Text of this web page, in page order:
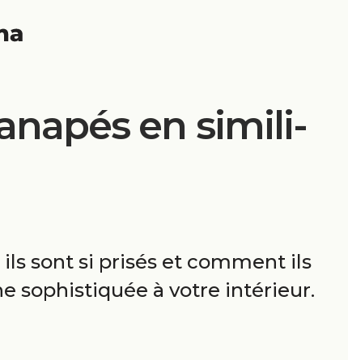
en simili-
sont si prisés et comment ils
sophistiquée à votre intérieur.